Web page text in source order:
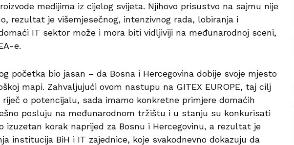
medijima iz cijelog svijeta. Njihovo prisustvo na sajmu nije
rezultat je višemjesečnog, intenzivnog rada, lobiranja i
IT sektor može i mora biti vidljiviji na međunarodnoj sceni,
e.
početka bio jasan – da Bosna i Hercegovina dobije svoje mjesto
mapi. Zahvaljujući ovom nastupu na GITEX EUROPE, taj cilj
riječ o potencijalu, sada imamo konkretne primjere domaćih
posluju na međunarodnom tržištu i u stanju su konkurisati
izuzetan korak naprijed za Bosnu i Hercegovinu, a rezultat je
institucija BiH i IT zajednice, koje svakodnevno dokazuju da